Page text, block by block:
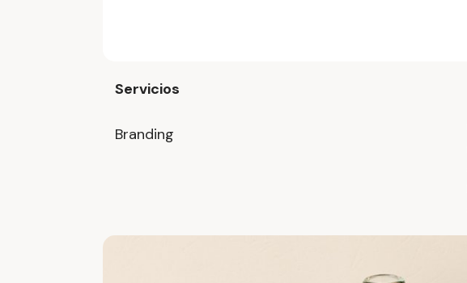
Servicios
Branding